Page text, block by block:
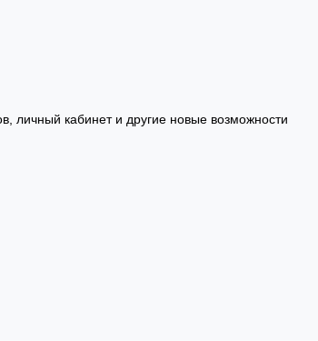
личный кабинет и другие новые возможности